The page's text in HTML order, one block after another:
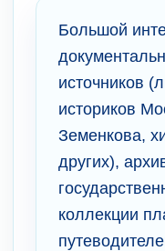
Большой
источников
историков
Земенкова,
других),
коллекции